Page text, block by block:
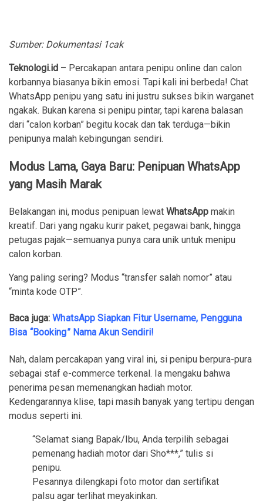
Sumber: Dokumentasi 1cak
Teknologi.id – Percakapan antara penipu online dan calon
korbannya biasanya bikin emosi. Tapi kali ini berbeda! Chat
WhatsApp penipu yang satu ini justru sukses bikin warganet
ngakak. Bukan karena si penipu pintar, tapi karena balasan
dari “calon korban” begitu kocak dan tak terduga—bikin
penipunya malah kebingungan sendiri.
Modus Lama, Gaya Baru: Penipuan WhatsApp
yang Masih Marak
Belakangan ini, modus penipuan lewat WhatsApp makin
kreatif. Dari yang ngaku kurir paket, pegawai bank, hingga
petugas pajak—semuanya punya cara unik untuk menipu
calon korban.
Yang paling sering? Modus “transfer salah nomor” atau
“minta kode OTP”.
Baca juga:WhatsApp Siapkan Fitur Username, Pengguna
Bisa “Booking” Nama Akun Sendiri!
Nah, dalam percakapan yang viral ini, si penipu berpura-pura
sebagai staf e-commerce terkenal. Ia mengaku bahwa
penerima pesan memenangkan hadiah motor.
Kedengarannya klise, tapi masih banyak yang tertipu dengan
modus seperti ini.
“Selamat siang Bapak/Ibu, Anda terpilih sebagai
pemenang hadiah motor dari Sho***,” tulis si
penipu.
Pesannya dilengkapi foto motor dan sertifikat
palsu agar terlihat meyakinkan.